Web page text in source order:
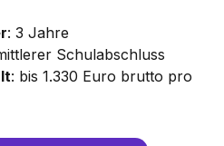
: 3 Jahre
Schulabschluss
: bis 1.330 Euro brutto pro